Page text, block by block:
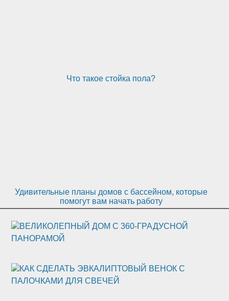
Что такое стойка пола?
Удивительные планы домов с бассейном, которые
помогут вам начать работу
ВЕЛИКОЛЕПНЫЙ ДОМ С 360-ГРАДУСНОЙ
ПАНОРАМОЙ
КАК СДЕЛАТЬ ЭВКАЛИПТОВЫЙ ВЕНОК С
ПАЛОЧКАМИ ДЛЯ СВЕЧЕЙ